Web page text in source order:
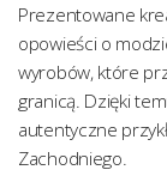
Prezentowane
opowieści o
wyrobów, które
granicą. Dzięki
autentyczne
Zachodniego.